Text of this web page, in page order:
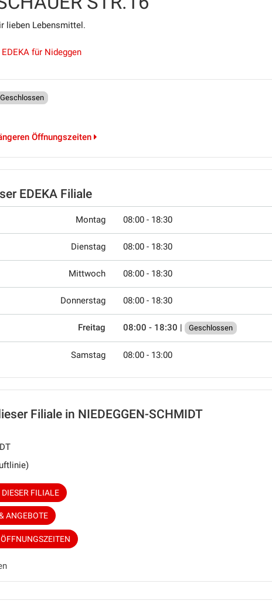
lieben Lebensmittel.
für Nideggen
Geschlossen
Öffnungszeiten
EDEKA Filiale
Montag 08:00 - 18:30
Dienstag 08:00 - 18:30
Mittwoch 08:00 - 18:30
Donnerstag 08:00 - 18:30
Freitag 08:00 - 18:30 | Geschlossen
Samstag 08:00 - 13:00
Filiale in NIEDEGGEN-SCHMIDT
FILIALE
ANGEBOTE